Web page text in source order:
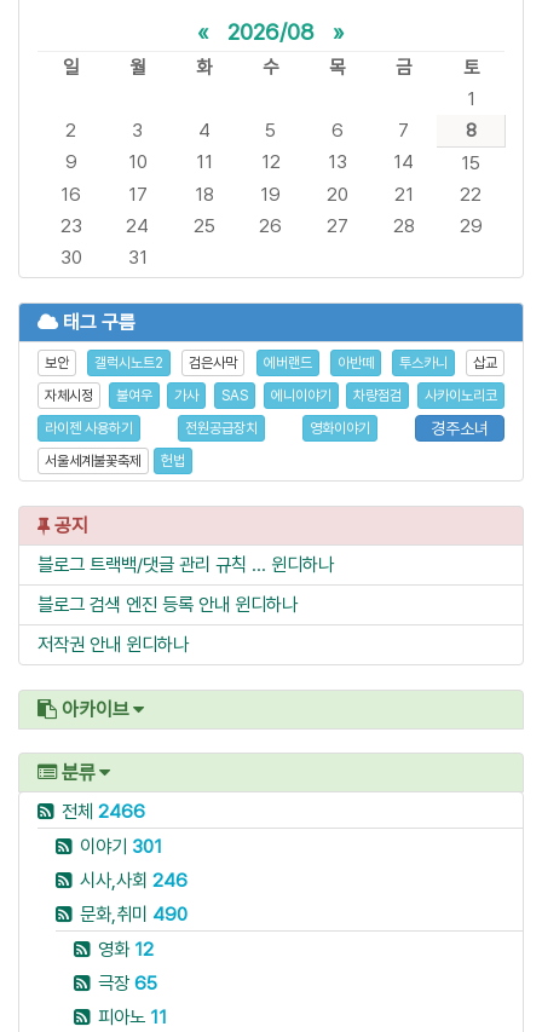
« 2026/08 »
일 월 화 수 목 금
토
1
2
3 4 5 6 7
8
9
10 11 12 13 14
15
16
17 18 19 20 21
22
23
24 25 26 27 28
29
30
31
태그 구름
보안 갤럭시노트2 검은사막 에버랜드 아반떼 투스카니
삽교
자체시정
불여우 가사 SAS 에니이야기 차량점검
사카이노리코
라이젠 사용하기
전원공급장치 영화이야기 경주소녀
서울세계불꽃축제 헌법
공지
블로그 트랙백/댓글 관리 규칙 ... 윈디하나
블로그 검색 엔진 등록 안내 윈디하나
저작권 안내 윈디하나
아카이브
분류
전체 2466
이야기 301
시사,사회 246
문화,취미 490
영화 12
극장65
피아노 11